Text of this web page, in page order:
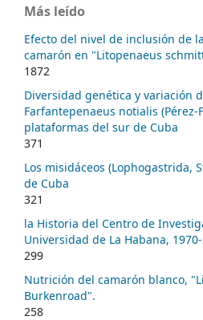
Más leído
Efecto del nivel de inclusión de
camarón en "Litopenaeus
1872
Diversidad genética y variación
Farfantepenaeus notialis (Pérez-
plataformas del sur de Cuba
371
Los misidáceos (Lophogastrida,
de Cuba
321
la Historia del Centro de
Universidad de La Habana,
299
Nutrición del camarón blanco,
Burkenroad".
258